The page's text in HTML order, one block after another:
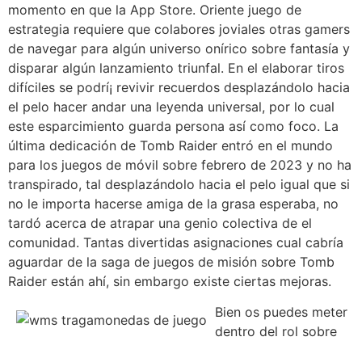
momento en que la App Store. Oriente juego de
estrategia requiere que colabores joviales otras gamers
de navegar para algún universo onírico sobre fantasía y
disparar algún lanzamiento triunfal. En el elaborar tiros
difíciles se podrí¡ revivir recuerdos desplazándolo hacia
el pelo hacer andar una leyenda universal, por lo cual
este esparcimiento guarda persona así­ como foco. La
última dedicación de Tomb Raider entró en el mundo
para los juegos de móvil sobre febrero de 2023 y no ha
transpirado, tal desplazándolo hacia el pelo igual que si
no le importa hacerse amiga de la grasa esperaba, no
tardó acerca de atrapar una genio colectiva de el
comunidad. Tantas divertidas asignaciones cual cabría
aguardar de la saga de juegos de misión sobre Tomb
Raider están ahí, sin embargo existe ciertas mejoras.
Bien os puedes meter
dentro del rol sobre